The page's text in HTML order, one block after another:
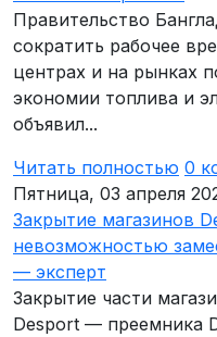
Правительство
сократить рабочее
центрах и на рынках
экономии топлива и
объявил...
Читать полностью 0
Пятница, 03 апреля
Закрытие магазинов
невозможностью
— эксперт
Закрытие части
Desport — преемника